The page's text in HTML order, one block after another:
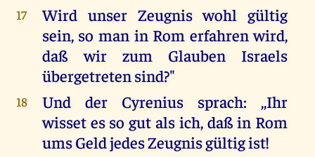
17
Wird unser Zeugnis wohl gültig
sein, so man in Rom erfahren wird,
daß wir zum Glauben Israels
übergetreten sind?"
18
Und der Cyrenius sprach: ,,Ihr
wisset es so gut als ich, daß in Rom
ums Geld jedes Zeugnis gültig ist!